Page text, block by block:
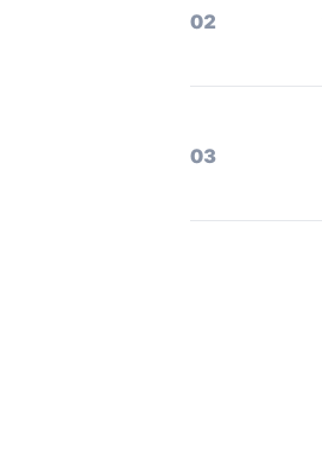
02
03